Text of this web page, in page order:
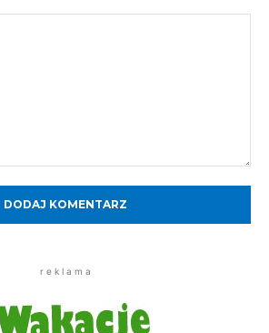
r e k l a m a